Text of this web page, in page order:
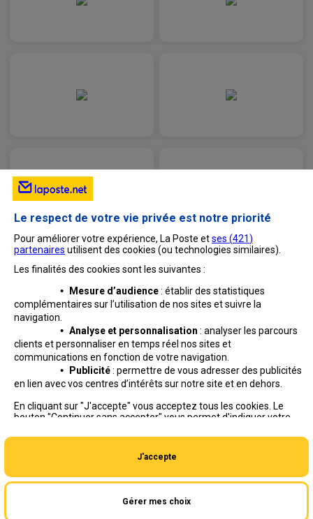
La Poste Groupe La Poste recrute
Le respect de votre vie privée est notre priorité
Pour améliorer votre expérience, La Poste etses (421)
partenaires utilisent des cookies (ou technologies similaires).
Les finalités des cookies sont les suivantes :
•
Mesure d’audience: établir des statistiques
complémentaires sur l’utilisation de nos sites et suivre la
navigation.
•Analyse et personnalisation : analyser les parcours
clients et personnaliser en temps réel nos sites et
communications en fonction de votre navigation.
•
Publicité: permettre de vous adresser des publicités
en lien avec vos centres d’intérêts sur notre site et en dehors.
En cliquant sur "J'accepte" vous acceptez tous les cookies. Le
bouton "Continuer sans accepter" vous permet d'indiquer votre
seront déposés. Vous pouvez modifier vos choix à tout moment
ou obtenir plus d'informations via
J'accepte
Gérer mes choix